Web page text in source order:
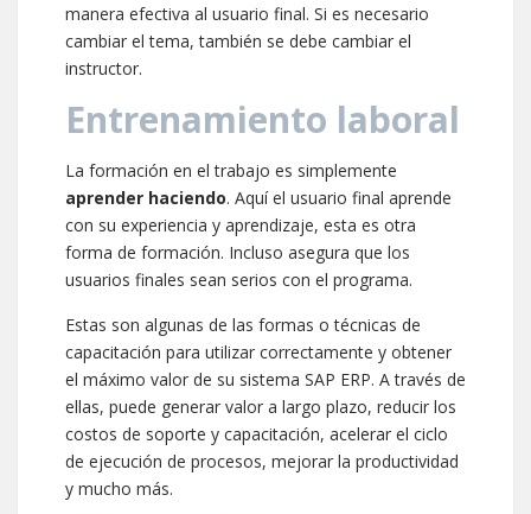
manera efectiva al usuario final. Si es necesario
cambiar el tema, también se debe cambiar el
instructor.
Entrenamiento laboral
La formación en el trabajo es simplemente
aprender haciendo. Aquí el usuario final aprende
con su experiencia y aprendizaje, esta es otra
forma de formación. Incluso asegura que los
usuarios finales sean serios con el programa.
Estas son algunas de las formas o técnicas de
capacitación para utilizar correctamente y obtener
el máximo valor de su sistema SAP ERP. A través de
ellas, puede generar valor a largo plazo, reducir los
costos de soporte y capacitación, acelerar el ciclo
de ejecución de procesos, mejorar la productividad
y mucho más.